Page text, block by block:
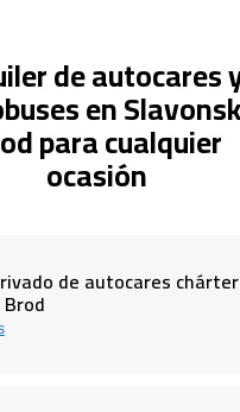
de autocares
en
para cualquier
ocasión
de autocares